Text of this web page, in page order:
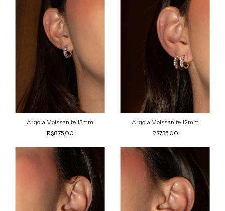
Argola Moissanite 13mm
R$875,00
Argola Moissanite 12mm
R$735,00